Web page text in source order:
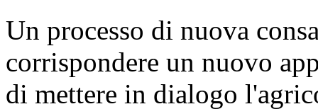
Un processo di nuova
corrispondere un nuovo
di mettere in dialogo